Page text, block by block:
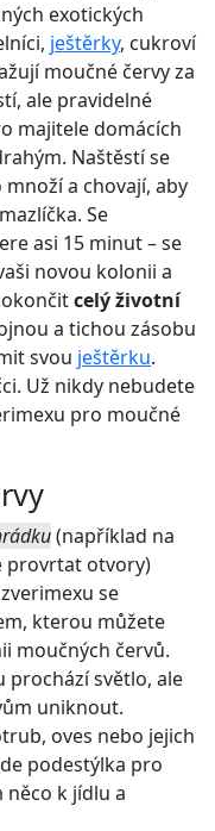
exotických
ještěrky, cukroví
moučné červy za
ale pravidelné
majitele domácích
Naštěstí se
a chovají, aby
Se
asi 15 minut – se
novou kolonii a
celý životní
a tichou zásobu
svou ještěrku.
Už nikdy nebudete
pro moučné
(například na
provrtat otvory)
se
kterou můžete
moučných červů.
prochází světlo, ale
uniknout.
oves nebo jejich
podestýlka pro
něco k jídlu a